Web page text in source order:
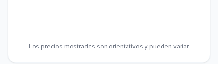
Los precios mostrados son orientativos y pueden variar.